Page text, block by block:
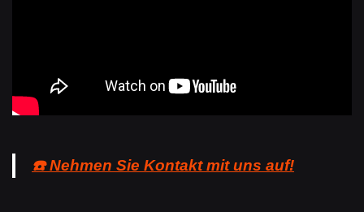
☎️ Nehmen Sie Kontakt mit uns auf!